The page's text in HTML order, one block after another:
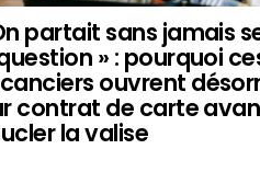
partait sans jamais
» : pourquoi
ouvrent
contrat de carte
la valise